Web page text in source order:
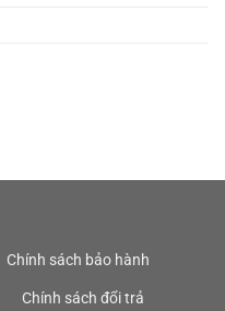
Chính sách bảo hành
Chính sách đổi trả